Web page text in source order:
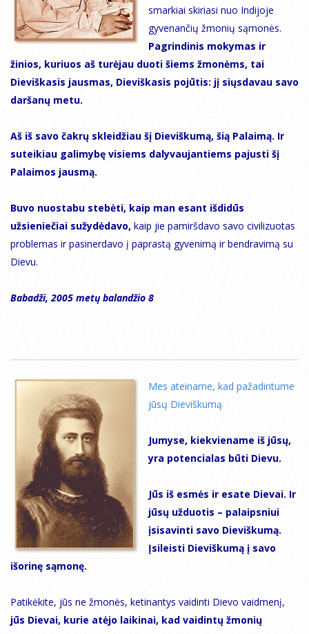
smarkiai skiriasi nuo Indijoje
gyvenančių žmonių sąmonės.
Pagrindinis mokymas ir
žinios, kuriuos aš turėjau duoti šiems žmonėms, tai
Dieviškasis jausmas, Dieviškasis pojūtis: jį siųsdavau savo
daršanų metu.
Aš iš savo čakrų skleidžiau šį Dieviškumą, šią Palaimą. Ir
suteikiau galimybę visiems dalyvaujantiems pajusti šį
Palaimos jausmą.
Buvo nuostabu stebėti, kaip man esant išdidūs
užsieniečiai sužydėdavo, kaip jie pamiršdavo savo civilizuotas
problemas ir pasinerdavo į paprastą gyvenimą ir bendravimą su
Dievu.
Babadži, 2005 metų balandžio 8
Mes ateiname, kad pažadintume
jūsų Dieviškumą
Jumyse, kiekviename iš jūsų,
yra potencialas būti Dievu.
Jūs iš esmės ir esate Dievai. Ir
jūsų užduotis – palaipsniui
įsisavinti savo Dieviškumą.
Įsileisti Dieviškumą į savo
išorinę sąmonę.
Patikėkite, jūs ne žmonės, ketinantys vaidinti Dievo vaidmenį,
jūs Dievai, kurie atėjo laikinai, kad vaidintų žmonių